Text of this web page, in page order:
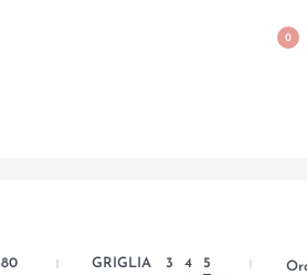
0
80 GRIGLIA 3 4 5